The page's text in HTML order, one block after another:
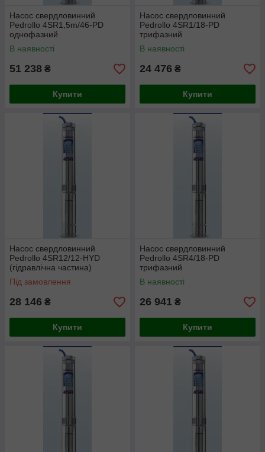
Насос свердловинний
Pedrollo 4SR1,5m/46-PD
однофазний
В наявності
51 238 ₴
Купити
Насос свердловинний
Pedrollo 4SR1/18-PD
трифазний
В наявності
24 476 ₴
Купити
Насос свердловинний
Pedrollo 4SR12/12-HYD
(гідравлічна частина)
Під замовлення
28 146 ₴
Купити
Насос свердловинний
Pedrollo 4SR4/18-PD
трифазний
В наявності
26 941 ₴
Купити